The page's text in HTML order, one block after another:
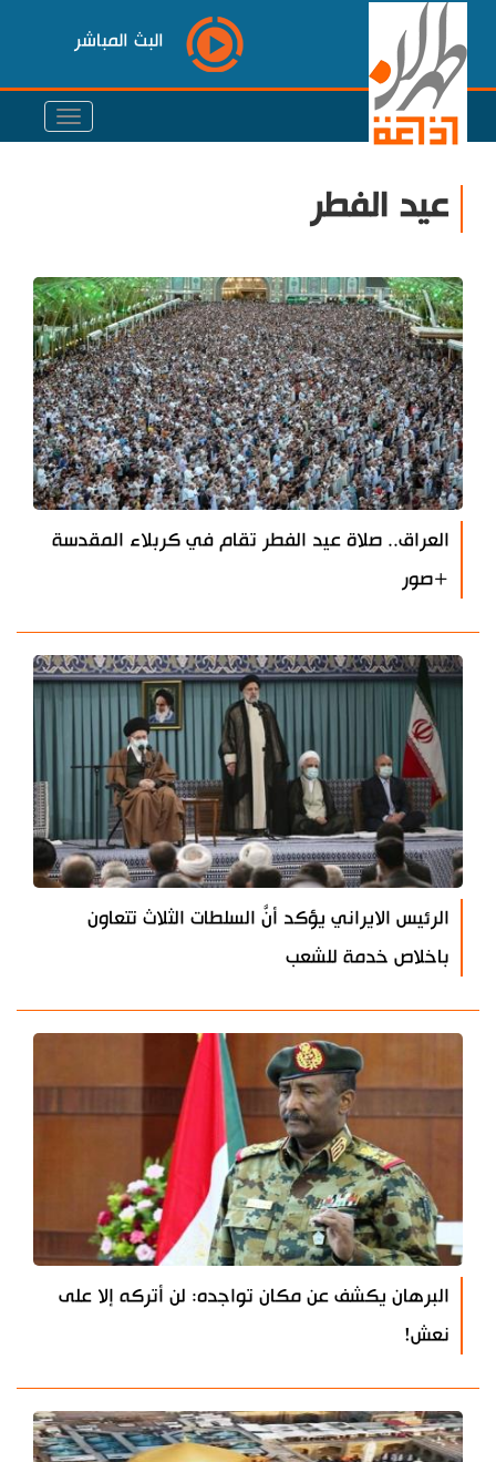
البث المباشر
عيد الفطر
العراق.. صلاة عيد الفطر تقام في كربلاء المقدسة
+صور
الرئيس الايراني يؤكد أنَّ السلطات الثلاث تتعاون
باخلاص خدمة للشعب
البرهان يكشف عن مكان تواجده: لن أتركه إلا على
نعش!